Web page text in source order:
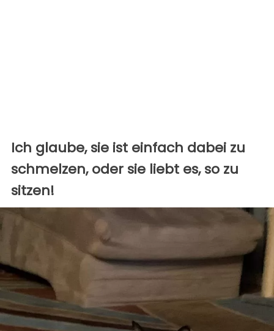
Ich glaube, sie ist einfach dabei zu
schmelzen, oder sie liebt es, so zu
sitzen!